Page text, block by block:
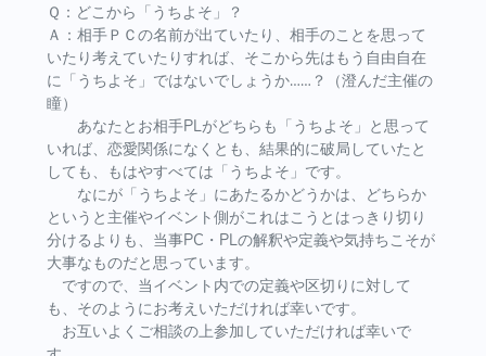
Ｑ：どこから「うちよそ」？
Ａ：相手ＰＣの名前が出ていたり、相手のことを思って
いたり考えていたりすれば、そこから先はもう自由自在
に「うちよそ」ではないでしょうか……？（澄んだ主催の
瞳）
あなたとお相手PLがどちらも「うちよそ」と思って
いれば、恋愛関係になくとも、結果的に破局していたと
しても、もはやすべては「うちよそ」です。
なにが「うちよそ」にあたるかどうかは、どちらか
というと主催やイベント側がこれはこうとはっきり切り
分けるよりも、当事PC・PLの解釈や定義や気持ちこそが
大事なものだと思っています。
ですので、当イベント内での定義や区切りに対して
も、そのようにお考えいただければ幸いです。
お互いよくご相談の上参加していただければ幸いで